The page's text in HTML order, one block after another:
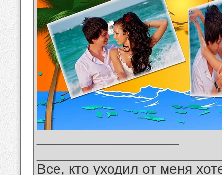
Все, кто уходил от меня